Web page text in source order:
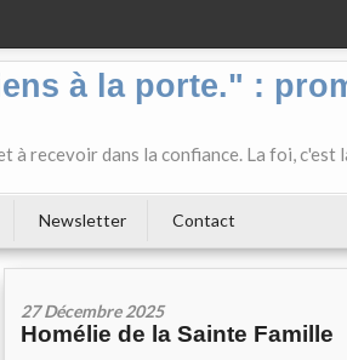
à la porte." :
à recevoir dans la confiance. La foi, c'est
Newsletter Contact
27 Décembre 2025
Homélie de la Sainte Famille